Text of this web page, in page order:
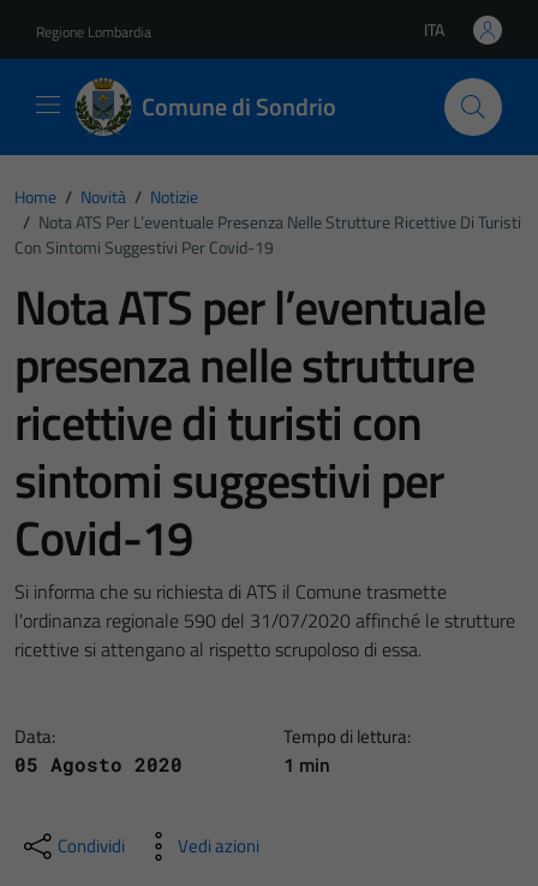
Regione Lombardia Lingua attiva:
ITA
Comune di Sondrio
Home / Novità / Notizie
/ Nota ATS Per L’eventuale Presenza Nelle Strutture Ricettive Di Turisti
Con Sintomi Suggestivi Per Covid-19
Nota ATS per l’eventuale
presenza nelle strutture
ricettive di turisti con
sintomi suggestivi per
Covid-19
Si informa che su richiesta di ATS il Comune trasmette
l'ordinanza regionale 590 del 31/07/2020 affinché le strutture
ricettive si attengano al rispetto scrupoloso di essa.
Data:
05 Agosto 2020
Tempo di lettura:
1 min
Condividi Vedi azioni